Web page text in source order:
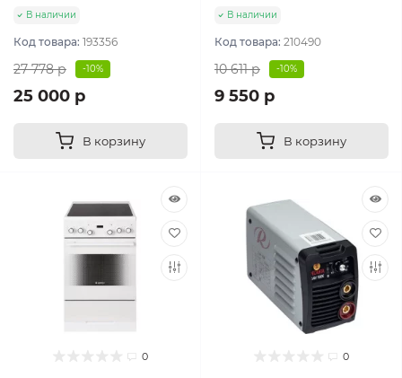
В наличии
Код товара: 193356
27 778 р -10%
25 000 р
В корзину
В наличии
Код товара: 210490
10 611 р -10%
9 550 р
В корзину
0 0